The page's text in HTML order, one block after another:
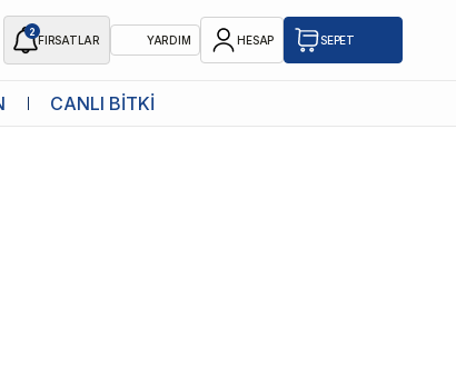
2
FIRSATLAR YARDIM HESAP SEPET
CANLI BİTKİ